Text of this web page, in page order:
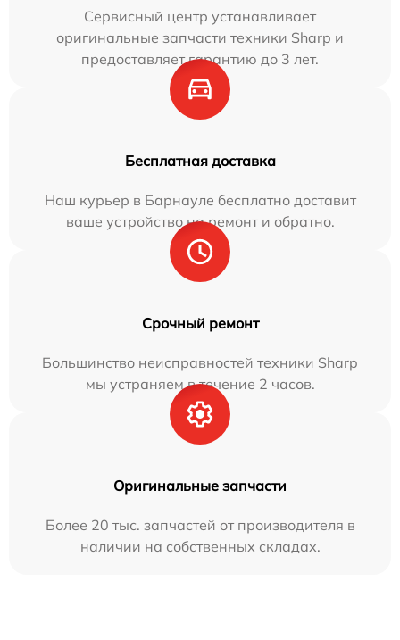
Сервисный центр устанавливает
оригинальные запчасти техники Sharp и
предоставляет гарантию до 3 лет.
Бесплатная доставка
Наш курьер в Барнауле бесплатно доставит
ваше устройство на ремонт и обратно.
Срочный ремонт
Большинство неисправностей техники Sharp
мы устраняем в течение 2 часов.
Оригинальные запчасти
Более 20 тыс. запчастей от производителя в
наличии на собственных складах.